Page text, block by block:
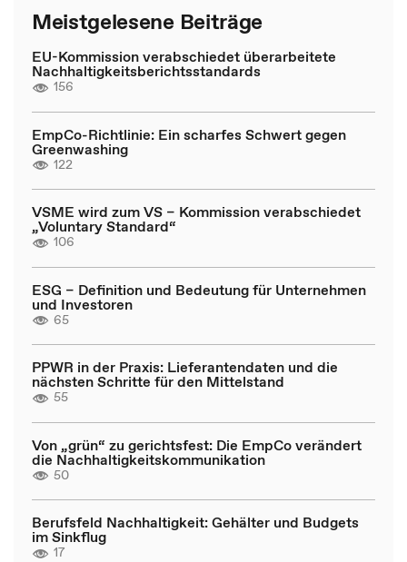
Meistgelesene Beiträge
EU-Kommission verabschiedet überarbeitete
Nachhaltigkeitsberichtsstandards
156
EmpCo-Richtlinie: Ein scharfes Schwert gegen
Greenwashing
122
VSME wird zum VS – Kommission verabschiedet
„Voluntary Standard“
106
ESG – Definition und Bedeutung für Unternehmen
und Investoren
65
PPWR in der Praxis: Lieferantendaten und die
nächsten Schritte für den Mittelstand
55
Von „grün“ zu gerichtsfest: Die EmpCo verändert
die Nachhaltigkeitskommunikation
50
Berufsfeld Nachhaltigkeit: Gehälter und Budgets
im Sinkflug
17